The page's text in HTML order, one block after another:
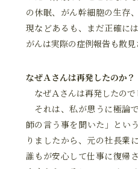
の休眠、がん幹細胞の生存
現などあるも、まだ正確に
がんは実際の症例報告も散見
なぜＡさんは再発したのか？
なぜＡさんは再発したので
それは、私が思うに極論
師の言う事を聞いた」とい
りましたから、元の社長業
誰もが安心して仕事に復帰